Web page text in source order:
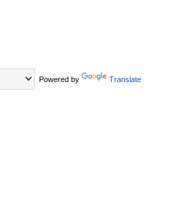
Powered by Translate